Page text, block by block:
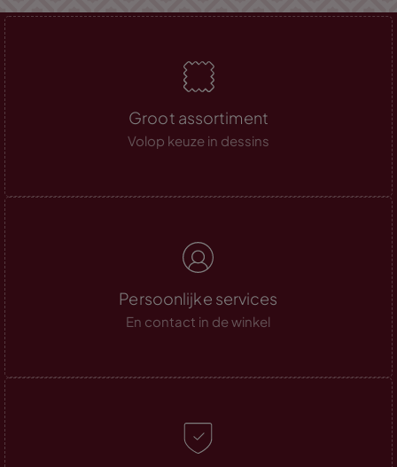
Groot assortiment
Volop keuze in dessins
Persoonlijke services
En contact in de winkel